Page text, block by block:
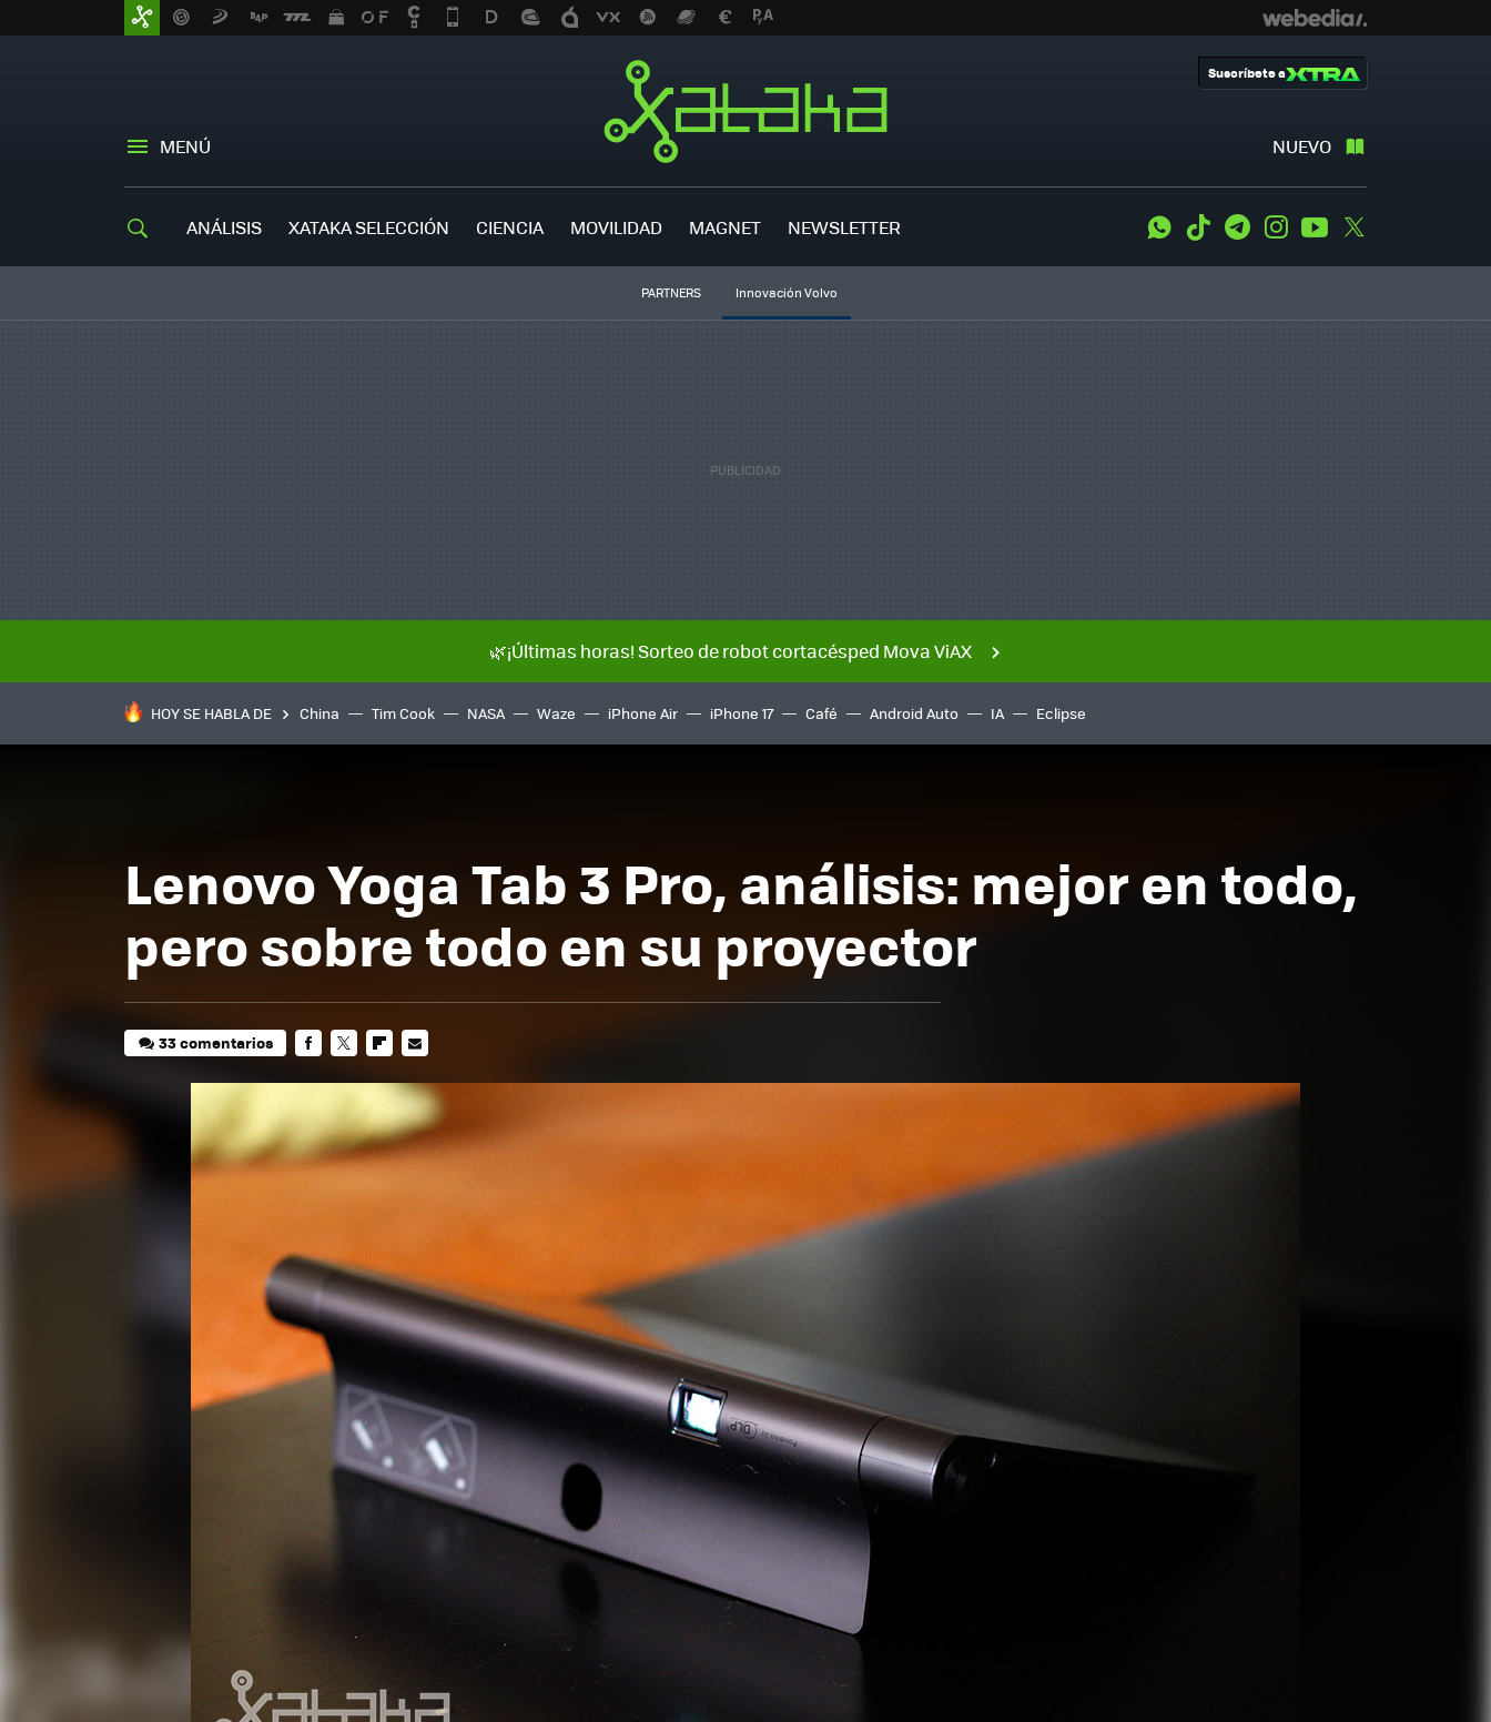
MENÚ NUEVO
Suscríbete a
ANÁLISIS XATAKA SELECCIÓN CIENCIA MOVILIDAD MAGNET NEWSLETTER WhatsApp
Tiktok TelegramInstagramYoutube
PARTNERS Innovación Volvo
🌿¡Últimas horas! Sorteo de robot cortacésped Mova ViAX
HOY SE HABLA DE China Tim Cook NASA Waze iPhone Air iPhone 17 Café Android Auto IA Eclipse
Lenovo Yoga Tab 3 Pro, análisis: mejor en todo,
pero sobre todo en su proyector
33 comentarios
MAIL